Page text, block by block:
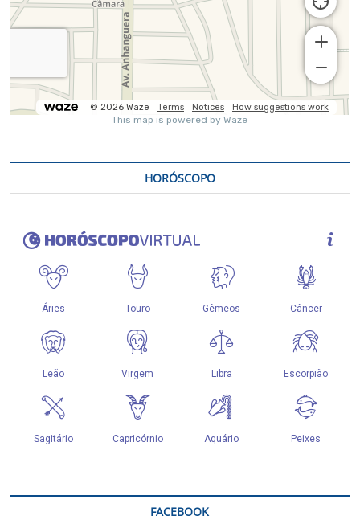
HORÓSCOPO
FACEBOOK